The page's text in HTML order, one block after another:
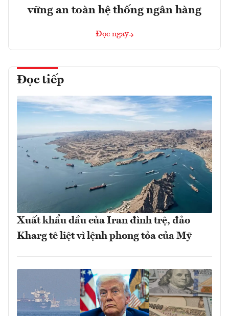
vững an toàn hệ thống ngân hàng
Đọc ngay
Đọc tiếp
Xuất khẩu dầu của Iran đình trệ, đảo
Kharg tê liệt vì lệnh phong tỏa của Mỹ